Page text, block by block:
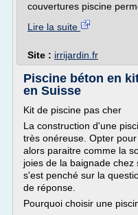
couvertures piscine
Lire la suite
Site : irrijardin.fr
Piscine béton en
en Suisse
Kit de piscine pas cher
La construction d'une
très onéreuse. Opter
alors paraitre comme la
joies de la baignade
s'est penché sur la
de réponse.
Pourquoi choisir une